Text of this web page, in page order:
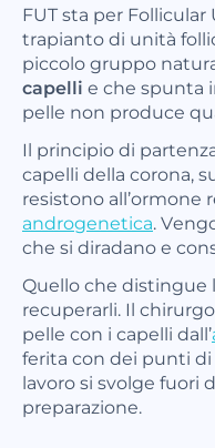
FUT sta per
trapianto di unità
piccolo gruppo
capelli e che spunta
pelle non produce
Il principio di
capelli della corona,
resistono all’ormone
androgenetica.
che si diradano e
Quello che distingue
recuperarli. Il
pelle con i capelli dall’
ferita con dei punti
lavoro si svolge fuori
preparazione.